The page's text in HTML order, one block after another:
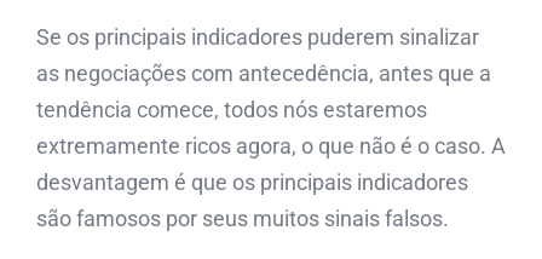
Se os principais indicadores puderem sinalizar
as negociações com antecedência, antes que a
tendência comece, todos nós estaremos
extremamente ricos agora, o que não é o caso. A
desvantagem é que os principais indicadores
são famosos por seus muitos sinais falsos.